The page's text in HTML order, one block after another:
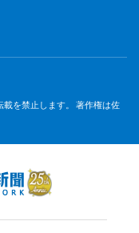
を禁止します。 著作権は佐